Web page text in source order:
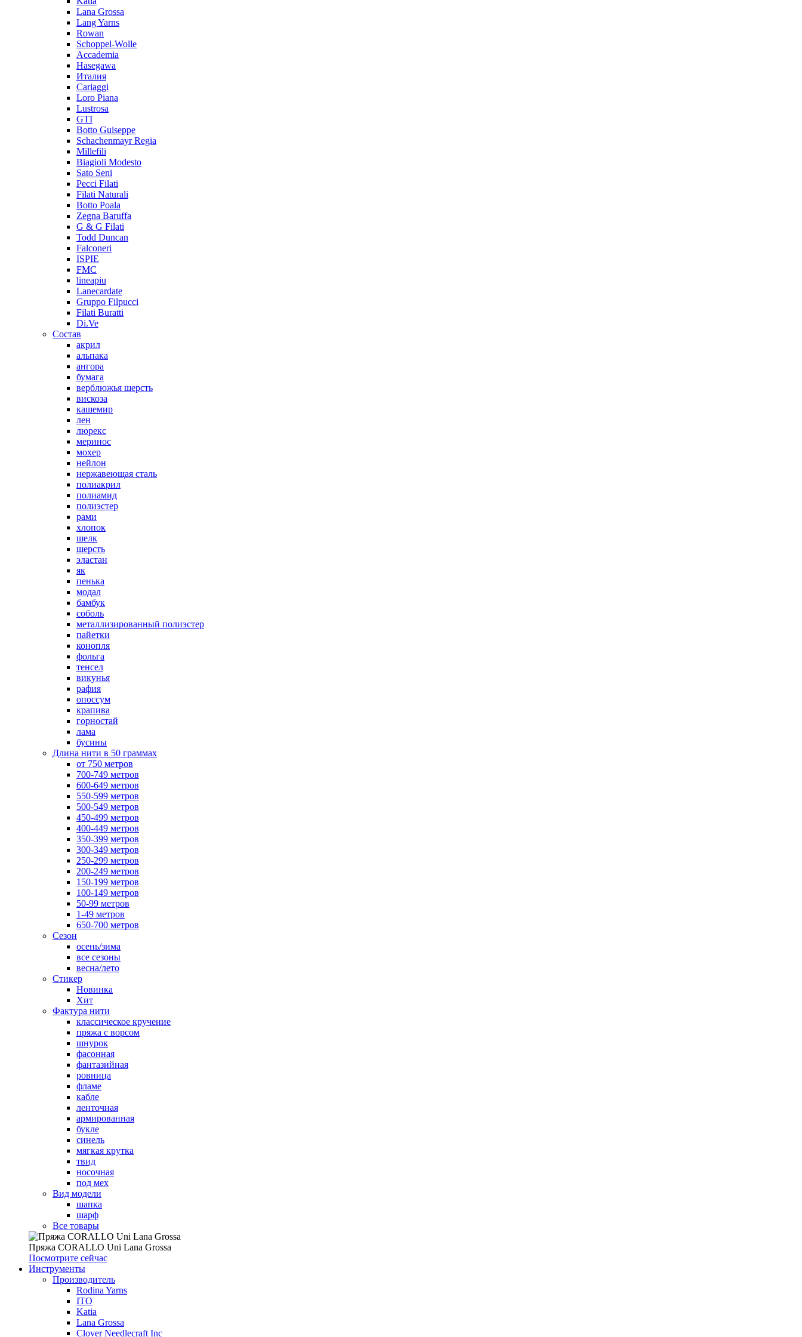
Lana Grossa
Lang Yarns
Rowan
Schoppel-Wolle
Accademia
Hasegawa
Италия
Cariaggi
Loro Piana
Lustrosa
GTI
Botto Guiseppe
Schachenmayr Regia
Millefili
Biagioli Modesto
Sato Seni
Pecci Filati
Filati Naturali
Botto Poala
Zegna Baruffa
G & G Filati
Todd Duncan
Falconeri
ISPIE
FMC
lineapiu
Lanecardate
Gruppo Filpucci
Filati Buratti
Di.Ve
Состав
акрил
альпака
ангора
бумага
верблюжья шерсть
вискоза
кашемир
лен
люрекс
меринос
мохер
нейлон
нержавеющая сталь
полиакрил
полиамид
полиэстер
рами
хлопок
шелк
шерсть
эластан
як
пенька
модал
бамбук
соболь
металлизированный полиэстер
пайетки
конопля
фольга
тенсел
викунья
рафия
опоссум
крапива
горностай
лама
бусины
Длина нити в 50 граммах
от 750 метров
700-749 метров
600-649 метров
550-599 метров
500-549 метров
450-499 метров
400-449 метров
350-399 метров
300-349 метров
250-299 метров
200-249 метров
150-199 метров
100-149 метров
50-99 метров
1-49 метров
650-700 метров
Сезон
осень/зима
все сезоны
весна/лето
Стикер
Новинка
Хит
Фактура нити
классическое кручение
пряжа с ворсом
шнурок
фасонная
фантазийная
ровница
фламе
кабле
ленточная
армированная
букле
синель
мягкая крутка
твид
носочная
под мех
Вид модели
шапка
шарф
Все товары
Пряжа CORALLO Uni Lana Grossa
Посмотрите сейчас
Инструменты
Производитель
Rodina Yarns
ITO
Katia
Lana Grossa
Clover Needlecraft Inc